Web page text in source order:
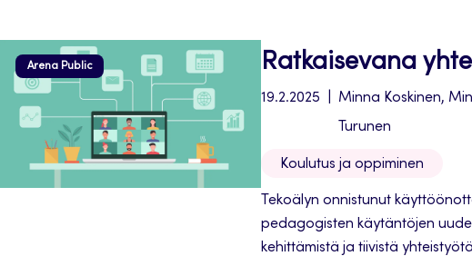
Arena Public Ratkaisevana
19.2.2025
Minna Koskinen,
Turunen
Koulutus ja oppiminen
Tekoälyn onnistunut
pedagogisten käytäntöjen
kehittämistä ja tiivistä